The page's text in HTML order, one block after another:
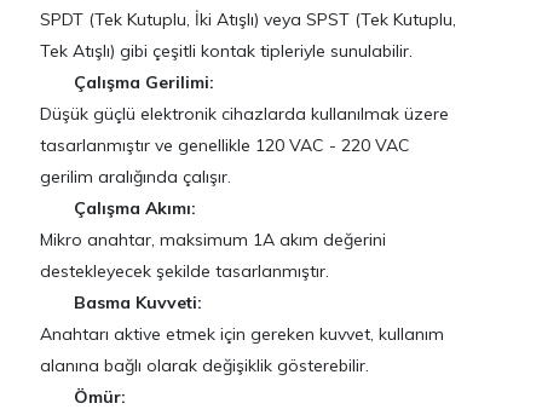
SPDT (Tek Kutuplu, İki Atışlı) veya SPST (Tek Kutuplu,
Tek Atışlı) gibi çeşitli kontak tipleriyle sunulabilir.
Çalışma Gerilimi:
Düşük güçlü elektronik cihazlarda kullanılmak üzere
tasarlanmıştır ve genellikle 120 VAC - 220 VAC
gerilim aralığında çalışır.
Çalışma Akımı:
Mikro anahtar, maksimum 1A akım değerini
destekleyecek şekilde tasarlanmıştır.
Basma Kuvveti:
Anahtarı aktive etmek için gereken kuvvet, kullanım
alanına bağlı olarak değişiklik gösterebilir.
Ömür: